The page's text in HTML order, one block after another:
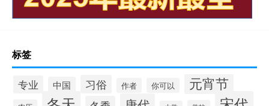
标签
专业 中国 习俗 作者 你可以 元宵节